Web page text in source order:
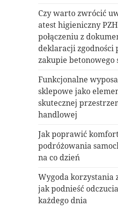
Czy warto zwrócić
atest higieniczny
połączeniu z
deklaracji zgodności
zakupie betonowego
Funkcjonalne
sklepowe jako
skutecznej
handlowej
Jak poprawić
podróżowania
na co dzień
Wygoda korzystania
jak podnieść
każdego dnia